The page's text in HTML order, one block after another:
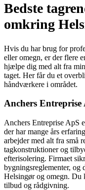
Bedste
omkring
Hvis du har brug for
eller omegn, er der flere
hjælpe dig med alt fra
taget. Her får du et
håndværkere i området.
Anchers Entreprise
Anchers Entreprise ApS
der har mange års
arbejder med alt fra små
tagkonstruktioner og
efterisolering. Firmaet
bygningsreglementer, og
Helsingør og omegn. Du
tilbud og rådgivning.